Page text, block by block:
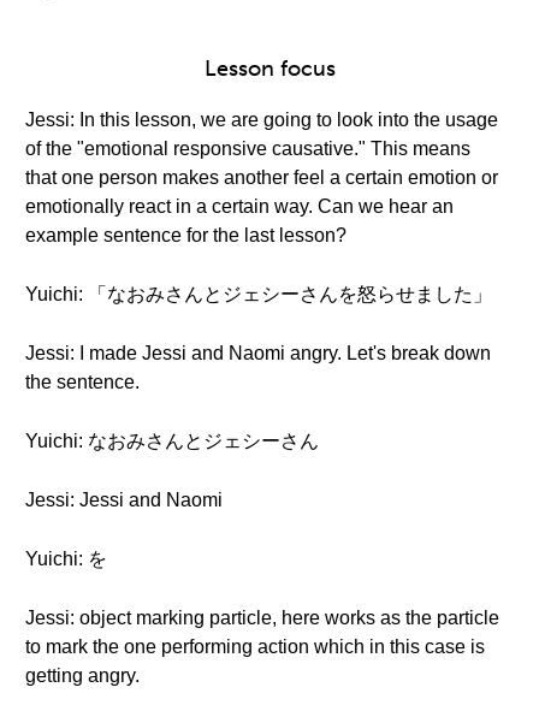
Lesson focus
Jessi: In this lesson, we are going to look into the usage
of the "emotional responsive causative." This means
that one person makes another feel a certain emotion or
emotionally react in a certain way. Can we hear an
example sentence for the last lesson?
Yuichi: 「なおみさんとジェシーさんを怒らせました」
Jessi: I made Jessi and Naomi angry. Let's break down
the sentence.
Yuichi: なおみさんとジェシーさん
Jessi: Jessi and Naomi
Yuichi: を
Jessi: object marking particle, here works as the particle
to mark the one performing action which in this case is
getting angry.